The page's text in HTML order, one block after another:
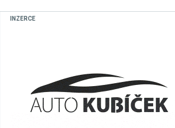
INZERCE